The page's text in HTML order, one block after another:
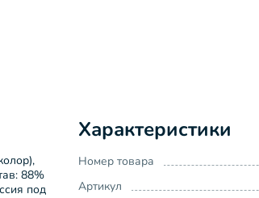
88%
под
Характеристики
Номер товара
Артикул